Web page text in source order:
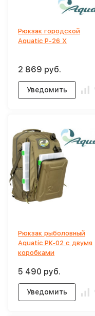
Рюкзак городской
Aquatic Р-26 Х
2 869 руб.
Уведомить
Рюкзак рыболовный
Aquatic РК-02 с двумя
коробками
5 490 руб.
Уведомить